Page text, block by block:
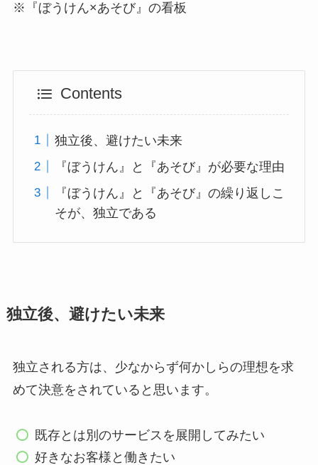
※『ぼうけん×あそび』の看板
Contents
独立後、避けたい未来
『ぼうけん』と『あそび』が必要な理由
『ぼうけん』と『あそび』の繰り返しこ
そが、独立である
独立後、避けたい未来
独立される方は、少なからず何かしらの理想を求
めて決意をされていると思います。
既存とは別のサービスを展開してみたい
好きなお客様と働きたい